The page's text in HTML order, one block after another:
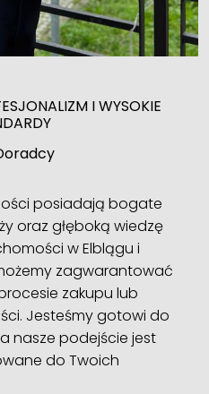
I WYSOKIE
posiadają bogate
oraz głęboką wiedzę
w Elblągu i
zagwarantować
zakupu lub
Jesteśmy gotowi do
nasze podejście jest
do Twoich